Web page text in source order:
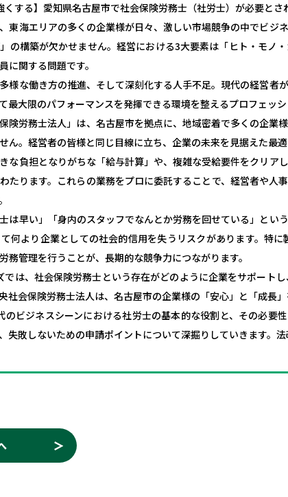
する】愛知県名古屋市で社会保険労務士（社労士）が必要とさ
東海エリアの多くの企業様が日々、激しい市場競争の中でビ
の構築が欠かせません。経営における3大要素は「ヒト・モノ
に関する問題です。
様な働き方の推進、そして深刻化する人手不足。現代の経営
最大限のパフォーマンスを発揮できる環境を整えるプロフェッ
険労務士法人」は、名古屋市を拠点に、地域密着で多くの企
ん。経営者の皆様と同じ目線に立ち、企業の未来を見据えた最
な負担となりがちな「給与計算」や、複雑な受給要件をクリ
たります。これらの業務をプロに委託することで、経営者や
士は早い」「身内のスタッフでなんとか労務を回せている」と
何より企業としての社会的信用を失うリスクがあります。特
務管理を行うことが、長期的な競争力につながります。
では、社会保険労務士という存在がどのように企業をサポー
社会保険労務士法人は、名古屋市の企業様の「安心」と「成長
のビジネスシーンにおける社労士の基本的な役割と、その必
失敗しないための申請ポイントについて深掘りしていきます。